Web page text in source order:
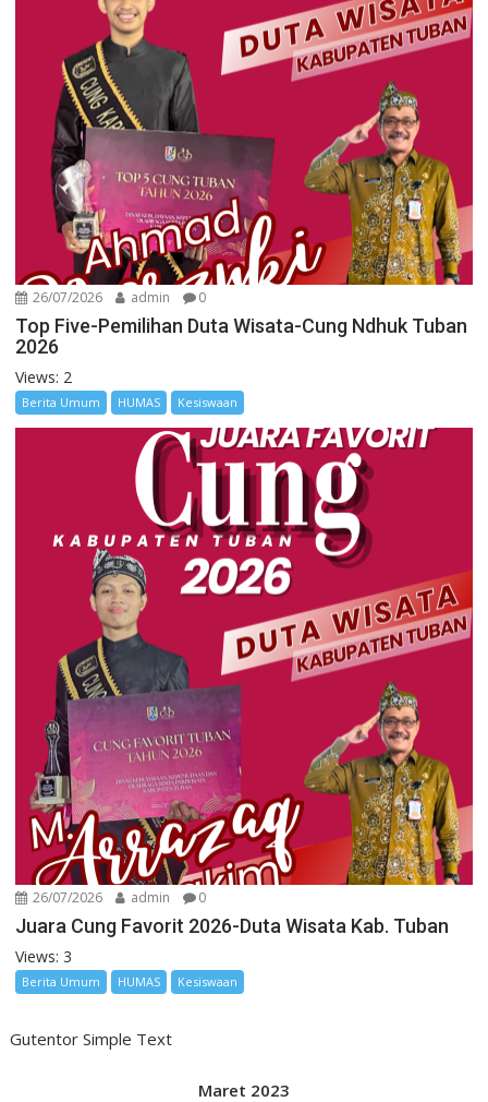
26/07/2026 admin 0
Top Five-Pemilihan Duta Wisata-Cung Ndhuk Tuban
2026
Views: 2
Berita Umum HUMAS Kesiswaan
26/07/2026 admin 0
Juara Cung Favorit 2026-Duta Wisata Kab. Tuban
Views: 3
Berita Umum HUMAS Kesiswaan
Gutentor Simple Text
Maret 2023